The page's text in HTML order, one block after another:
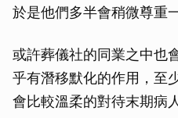
於是他們多半會稍微尊重
或許葬儀社的同業之中也
乎有潛移默化的作用，至
會比較溫柔的對待末期病人